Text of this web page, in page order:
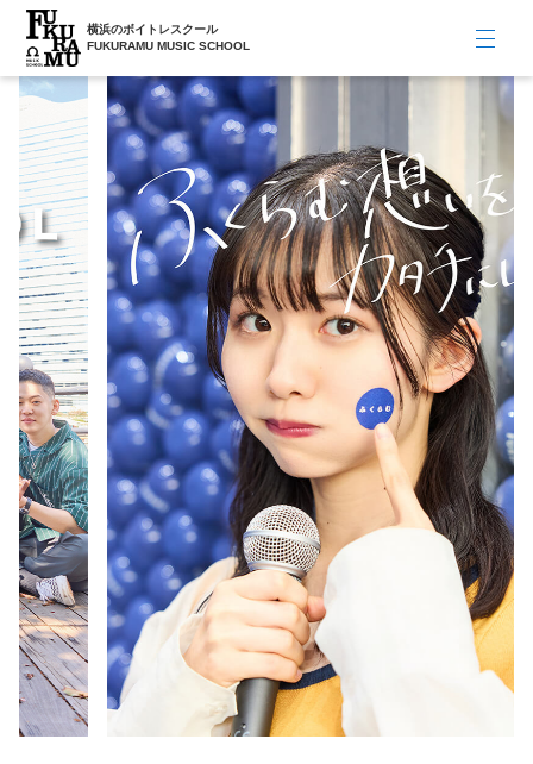
横浜のボイトレスクール
FUKURAMU MUSIC SCHOOL